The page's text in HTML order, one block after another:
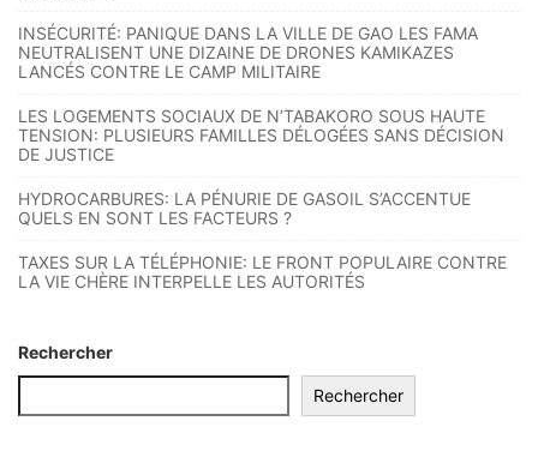
INSÉCURITÉ: PANIQUE DANS LA VILLE DE GAO LES FAMA
NEUTRALISENT UNE DIZAINE DE DRONES KAMIKAZES
LANCÉS CONTRE LE CAMP MILITAIRE
LES LOGEMENTS SOCIAUX DE N’TABAKORO SOUS HAUTE
TENSION: PLUSIEURS FAMILLES DÉLOGÉES SANS DÉCISION
DE JUSTICE
HYDROCARBURES: LA PÉNURIE DE GASOIL S’ACCENTUE
QUELS EN SONT LES FACTEURS ?
TAXES SUR LA TÉLÉPHONIE: LE FRONT POPULAIRE CONTRE
LA VIE CHÈRE INTERPELLE LES AUTORITÉS
Rechercher
Rechercher